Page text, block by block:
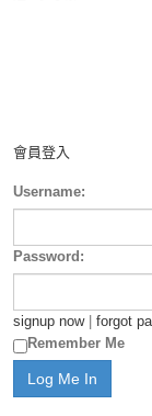
會員登入
Username:
Password:
signup now| forgot
Remember Me